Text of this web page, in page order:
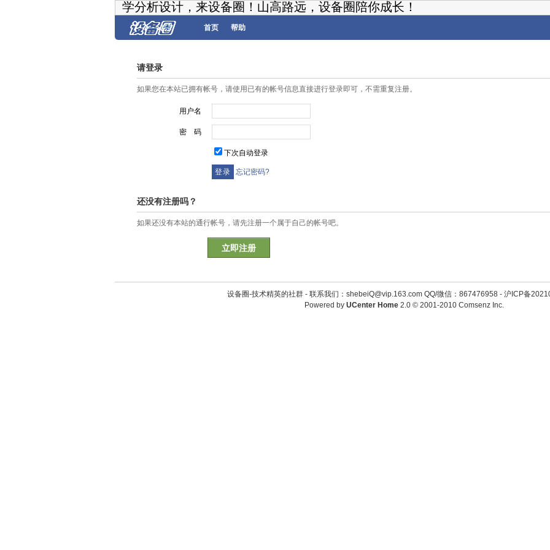
学分析设计，来设备圈！山高路远，设备圈陪你成长！
首页 帮助
请登录
如果您在本站已拥有帐号，请使用已有的帐号信息直接进行登录即可，不需重复注册。
用户名
密 码
下次自动登录
忘记密码?
还没有注册吗？
如果还没有本站的通行帐号，请先注册一个属于自己的帐号吧。
立即注册
设备圈-技术精英的社群 - 联系我们：shebeiQ@vip.163.com QQ/微信：867476958- 沪ICP备
Powered by UCenter Home 2.0© 2001-2010 Comsenz Inc.